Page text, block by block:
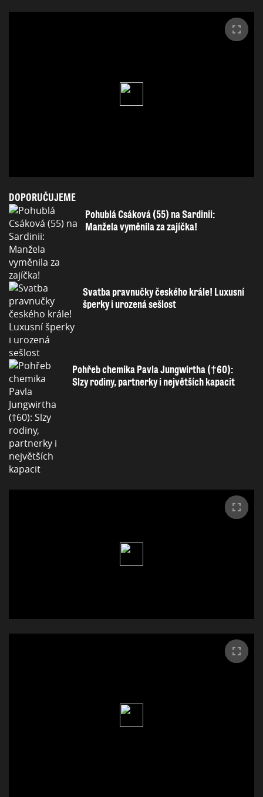
DOPORUČUJEME
Pohublá Csáková (55) na Sardinii:
Manžela vyměnila za zajíčka!
Svatba pravnučky českého krále! Luxusní
šperky i urozená sešlost
Pohřeb chemika Pavla Jungwirtha (†60):
Slzy rodiny, partnerky i největších kapacit